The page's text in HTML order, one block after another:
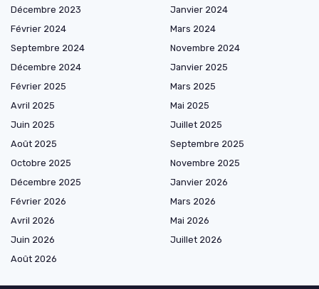
Décembre 2023
Janvier 2024
Février 2024
Mars 2024
Septembre 2024
Novembre 2024
Décembre 2024
Janvier 2025
Février 2025
Mars 2025
Avril 2025
Mai 2025
Juin 2025
Juillet 2025
Août 2025
Septembre 2025
Octobre 2025
Novembre 2025
Décembre 2025
Janvier 2026
Février 2026
Mars 2026
Avril 2026
Mai 2026
Juin 2026
Juillet 2026
Août 2026